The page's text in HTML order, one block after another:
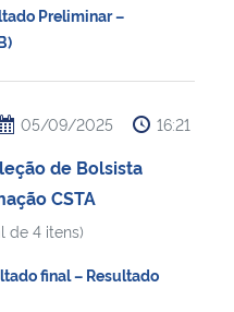
Preliminar –
05/09/2025 16:21
de Bolsista
CSTA
de 4 itens)
final – Resultado